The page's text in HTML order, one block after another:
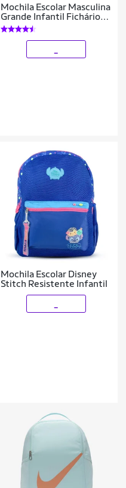
Mochila Escolar Masculina
Grande Infantil Fichário
Espaço Notebook Garrafa
Mochila Escolar Disney
Stitch Resistente Infantil